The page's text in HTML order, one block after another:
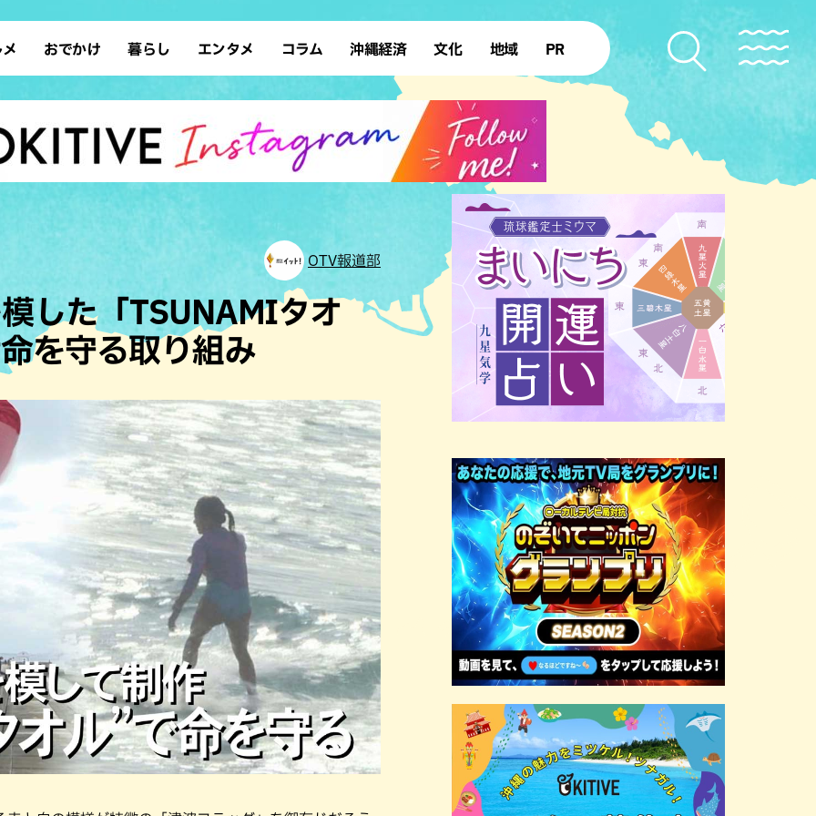
ン 沖縄そば
ウト カフェ
和食・日本料理
アジア・エスニック
・焼肉 焼鳥・串料理
肉料理 居酒屋・バー
イキング
カレー
ガー タコス・タコライス
おでかけ
デート ドライブ
散歩 ソロ活
レジャー
サウナ 公園
沖縄の海
暮らし
レシピ SDGs
ファッション ローカルニュース
沖縄移住 沖縄旧暦行事
エンタメ
スポーツ 占い
タレント・芸人 テレビ
コラム 沖縄経済 文化
復帰50年
地域
本島北部
本島南部 先島諸島
北部離島
PR
OTV報道部
した「TSUNAMIタオ
を守る取り組み